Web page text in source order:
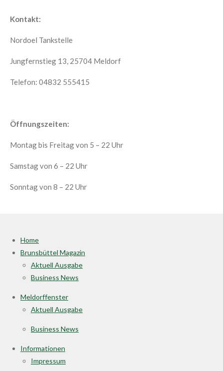
Kontakt:
Nordoel Tankstelle
Jungfernstieg 13, 25704 Meldorf
Telefon: 04832 555415
Öffnungszeiten:
Montag bis Freitag von 5 – 22 Uhr
Samstag von 6 – 22 Uhr
Sonntag von 8 – 22 Uhr
Home
Brunsbüttel Magazin
Aktuell Ausgabe
Business News
Meldorffenster
Aktuell Ausgabe
Business News
Informationen
Impressum